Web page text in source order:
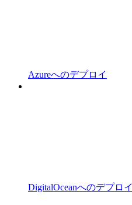
Azureへのデプロイ
DigitalOceanへのデプロイ